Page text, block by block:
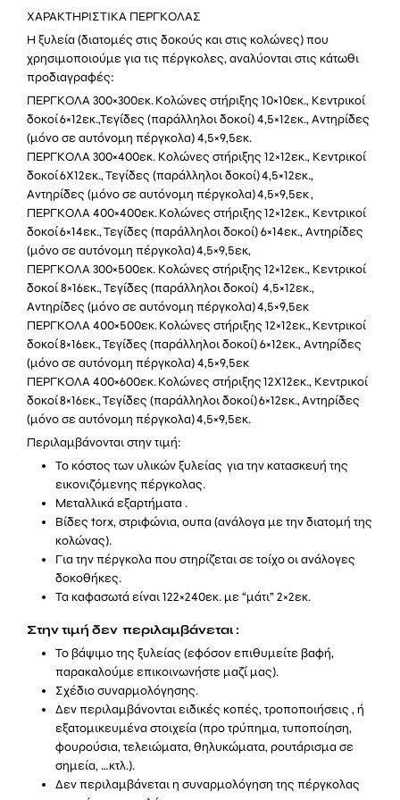
ΧΑΡΑΚΤΗΡΙΣΤΙΚΑ ΠΕΡΓΚΟΛΑΣ
Η ξυλεία (διατομές στις δοκούς και στις κολώνες) που
χρησιμοποιούμε για τις πέργκολες, αναλύονται στις κάτωθι
προδιαγραφές:
ΠΕΡΓΚΟΛΑ 300×300εκ. Κολώνες στήριξης 10×10εκ., Κεντρικοί
δοκοί 6×12εκ.,Τεγίδες (παράλληλοι δοκοί) 4,5×12εκ., Αντηρίδες
(μόνο σε αυτόνομη πέργκολα) 4,5×9,5εκ.
ΠΕΡΓΚΟΛΑ 300×400εκ. Κολώνες στήριξης 12×12εκ., Κεντρικοί
δοκοί 6X12εκ., Τεγίδες (παράλληλοι δοκοί) 4,5×12εκ.,
Αντηρίδες (μόνο σε αυτόνομη πέργκολα) 4,5×9,5εκ ,
ΠΕΡΓΚΟΛΑ 400×400εκ. Κολώνες στήριξης 12×12εκ., Κεντρικοί
δοκοί 6×14εκ., Τεγίδες (παράλληλοι δοκοί) 6×14εκ., Αντηρίδες
(μόνο σε αυτόνομη πέργκολα) 4,5×9,5εκ,
ΠΕΡΓΚΟΛΑ 300×500εκ. Κολώνες στήριξης 12×12εκ., Κεντρικοί
δοκοί 8×16εκ., Τεγίδες (παράλληλοι δοκοί) 4,5×12εκ.,
Αντηρίδες (μόνο σε αυτόνομη πέργκολα) 4,5×9,5εκ
ΠΕΡΓΚΟΛΑ 400×500εκ. Κολώνες στήριξης 12×12εκ., Κεντρικοί
δοκοί 8×16εκ., Τεγίδες (παράλληλοι δοκοί) 6×12εκ., Αντηρίδες
(μόνο σε αυτόνομη πέργκολα) 4,5×9,5εκ
ΠΕΡΓΚΟΛΑ 400×600εκ. Κολώνες στήριξης 12X12εκ., Κεντρικοί
δοκοί 8×16εκ., Τεγίδες (παράλληλοι δοκοί) 6×12εκ., Αντηρίδες
(μόνο σε αυτόνομη πέργκολα) 4,5×9,5εκ.
Περιλαμβάνονται στην τιμή:
Το κόστος των υλικών ξυλείας για την κατασκευή της
εικονιζόμενης πέργκολας.
Μεταλλικά εξαρτήματα .
Βίδες torx, στριφώνια, ουπα (ανάλογα με την διατομή της
κολώνας).
Για την πέργκολα που στηρίζεται σε τοίχο οι ανάλογες
δοκοθήκες.
Τα καφασωτά είναι 122×240εκ. με “μάτι” 2×2εκ.
Στην τιμή δεν περιλαμβάνεται :
Το βάψιμο της ξυλείας (εφόσον επιθυμείτε βαφή,
παρακαλούμε επικοινωνήστε μαζί μας).
Σχέδιο συναρμολόγησης.
Δεν περιλαμβάνονται ειδικές κοπές, τροποποιήσεις , ή
εξατομικευμένα στοιχεία (προ τρύπημα, τυποποίηση,
φουρούσια, τελειώματα, θηλυκώματα, ρουτάρισμα σε
σημεία, …κτλ.).
Δεν περιλαμβάνεται η συναρμολόγηση της πέργκολας